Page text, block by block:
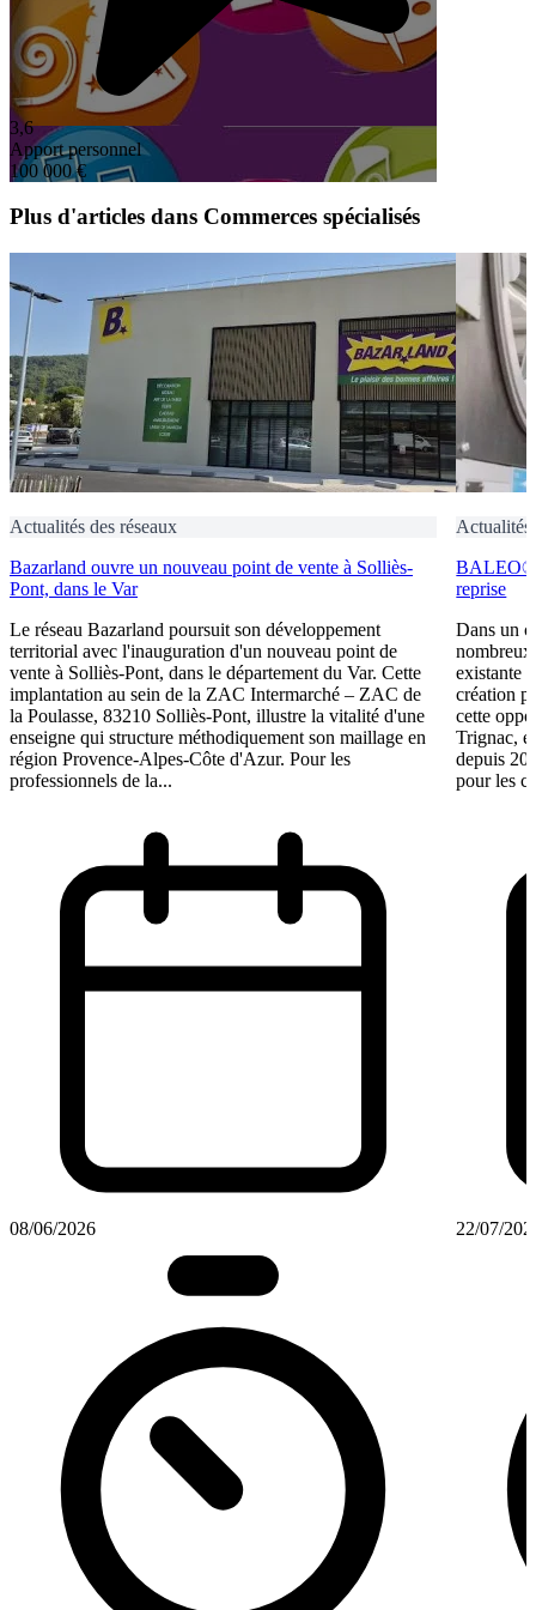
3,6
Apport personnel
100 000 €
Plus d'articles dans Commerces spécialisés
Actualités des réseaux
Bazarland ouvre un nouveau point de vente à Solliès-
Pont, dans le Var
Le réseau Bazarland poursuit son développement
territorial avec l'inauguration d'un nouveau point de
vente à Solliès-Pont, dans le département du Var. Cette
implantation au sein de la ZAC Intermarché – ZAC de
la Poulasse, 83210 Solliès-Pont, illustre la vitalité d'une
enseigne qui structure méthodiquement son maillage en
région Provence-Alpes-Côte d'Azur. Pour les
professionnels de la...
08/06/2026
Actualités
BALEO®
reprise
Dans un
nombreux
existante
création
cette
Trignac,
depuis
pour les
22/07/